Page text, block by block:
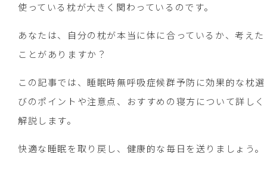
使っている枕が大きく関わっているのです。
あなたは、自分の枕が本当に体に合っているか、考えた
ことがありますか？
この記事では、睡眠時無呼吸症候群予防に効果的な枕選
びのポイントや注意点、おすすめの寝方について詳しく
解説します。
快適な睡眠を取り戻し、健康的な毎日を送りましょう。